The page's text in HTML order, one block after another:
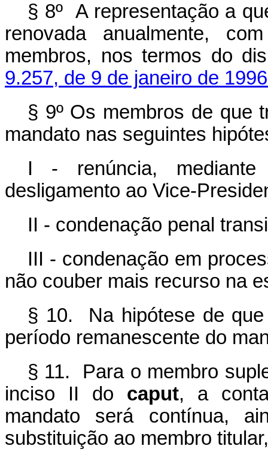
§ 8º A representação a
renovada anualmente,
membros, nos termos do
9.257, de 9 de janeiro de
§ 9º Os membros de que
mandato nas seguintes
I - renúncia, mediante
desligamento ao Vice-
II - condenação penal
III - condenação em
não couber mais recurso na
§ 10. Na hipótese de
período remanescente do
§ 11. Para o membro
inciso II do caput, a
mandato será contínua,
substituição ao membro